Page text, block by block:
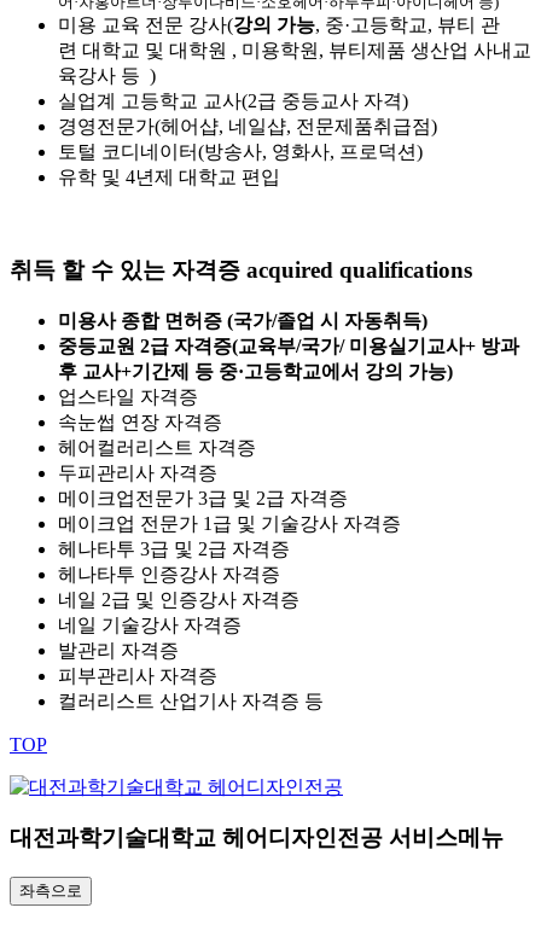
미용 교육 전문 강사(강의 가능, 중·고등학교, 뷰티 관
련 대학교 및 대학원 , 미용학원, 뷰티제품 생산업 사내교
육강사 등 )
실업계 고등학교 교사(2급 중등교사 자격)
경영전문가(헤어샵, 네일샵, 전문제품취급점)
토털 코디네이터(방송사, 영화사, 프로덕션)
유학 및 4년제 대학교 편입
취득 할 수 있는 자격증 acquired qualifications
미용사 종합 면허증 (국가/졸업 시 자동취득)
중등교원 2급 자격증(교육부/국가/ 미용실기교사+ 방과
후 교사+기간제 등 중·고등학교에서 강의 가능)
업스타일 자격증
속눈썹 연장 자격증
헤어컬러리스트 자격증
두피관리사 자격증
메이크업전문가 3급 및 2급 자격증
메이크업 전문가 1급 및 기술강사 자격증
헤나타투 3급 및 2급 자격증
헤나타투 인증강사 자격증
네일 2급 및 인증강사 자격증
네일 기술강사 자격증
발관리 자격증
피부관리사 자격증
컬러리스트 산업기사 자격증 등
TOP
대전과학기술대학교 헤어디자인전공 서비스메뉴
좌측으로